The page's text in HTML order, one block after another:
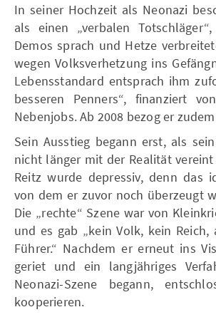
In seiner Hochzeit als Neonazi
als einen „verbalen
Demos sprach und Hetze
wegen Volksverhetzung ins
Lebensstandard entsprach ihm
besseren Penners“, finanziert
Nebenjobs. Ab 2008 bezog er
Sein Ausstieg begann erst, als
nicht länger mit der Realität
Reitz wurde depressiv, denn das
von dem er zuvor noch überzeugt
Die „rechte“ Szene war von
und es gab „kein Volk, kein Reich,
Führer.“ Nachdem er erneut ins
geriet und ein langjähriges
Neonazi-Szene begann,
kooperieren.